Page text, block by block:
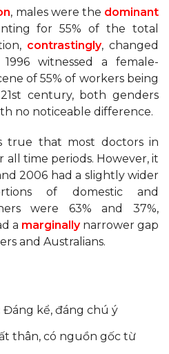
, males were the dominant
for 55% of the total
contrastingly, changed
witnessed a female-
of 55% of workers being
century, both genders
no noticeable difference.
true that most doctors in
all time periods. However, it
2006 had a slightly wider
of domestic and
were 63% and 37%,
a marginally narrower gap
and Australians.
Đáng kể, đáng chú ý
thân, có nguồn gốc từ